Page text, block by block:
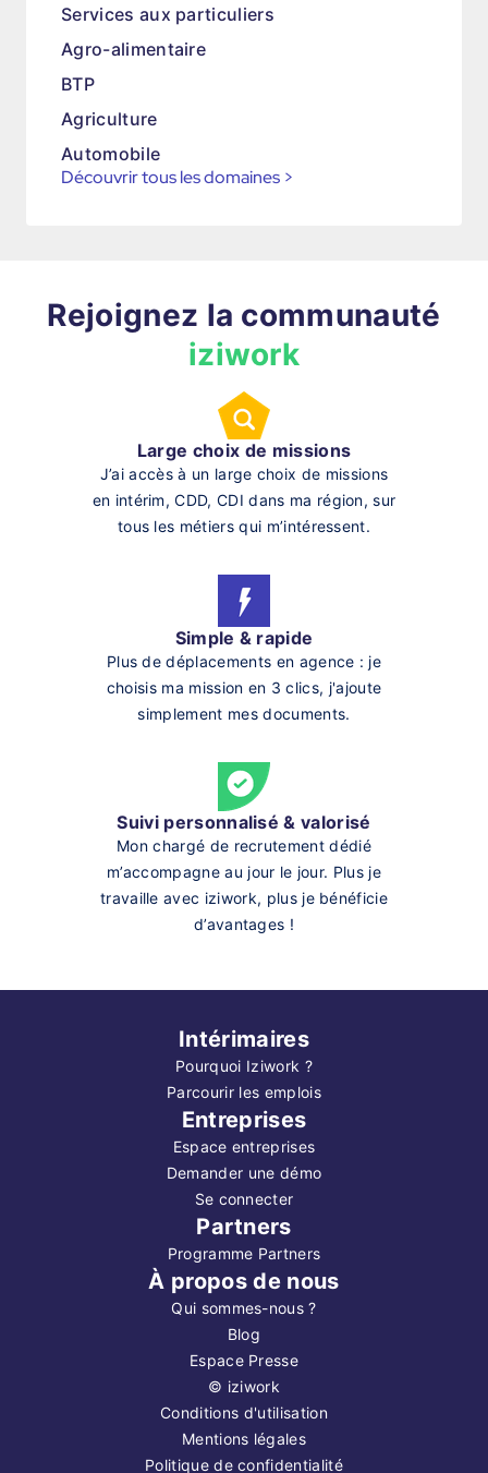
Services aux particuliers
Agro-alimentaire
BTP
Agriculture
Automobile
Découvrir tous les domaines >
Rejoignez la communauté
iziwork
Large choix de missions
J’ai accès à un large choix de missions
en intérim, CDD, CDI dans ma région, sur
tous les métiers qui m’intéressent.
Simple & rapide
Plus de déplacements en agence : je
choisis ma mission en 3 clics, j'ajoute
simplement mes documents.
Suivi personnalisé & valorisé
Mon chargé de recrutement dédié
m’accompagne au jour le jour. Plus je
travaille avec iziwork, plus je bénéficie
d’avantages !
Intérimaires
Pourquoi Iziwork ?
Parcourir les emplois
Entreprises
Espace entreprises
Demander une démo
Se connecter
Partners
Programme Partners
À propos de nous
Qui sommes-nous ?
Blog
Espace Presse
© iziwork
Conditions d'utilisation
Mentions légales
Politique de confidentialité